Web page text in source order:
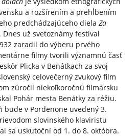
a rozšírením a prehĺbením
predchádzajúceho diela Za
Dnes už svetoznámy festival
zaradil do výberu prvého
filmy tvorili významnú časť
Plicka v Benátkach za svoj
celovečerný zvukový film
zúročil niekoľkoročnú filmársku
Pohár mesta Benátky za réžiu.
bude v Pordenone uvedený 3.
slovinského klaviristu
sa uskutoční od 1. do 8. októbra.